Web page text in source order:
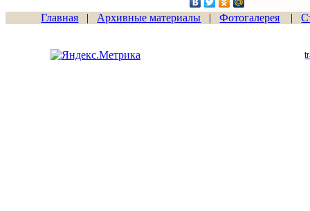
Главная | Архивные материалы |Фотогалерея |